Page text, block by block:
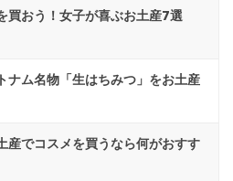
買おう！女子が喜ぶお土産7選
ナム名物「生はちみつ」をお土産
産でコスメを買うなら何がおすす